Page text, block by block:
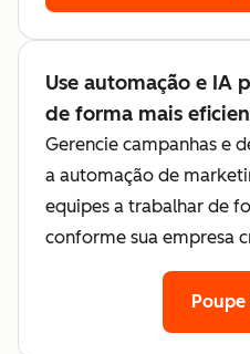
Use automação e IA
de forma mais
Gerencie campanhas e
a automação de
equipes a trabalhar de
conforme sua empresa